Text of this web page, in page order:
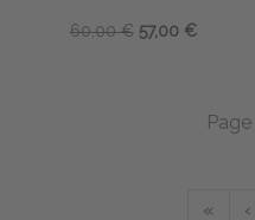
60,00 € 57,00 €
« ‹